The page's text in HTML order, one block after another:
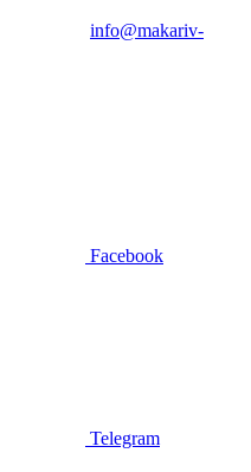
info@makariv-
Facebook
Telegram